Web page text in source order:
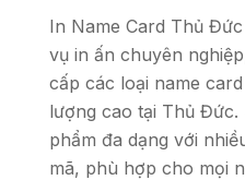
In Name Card Thủ
vụ in ấn chuyên
cấp các loại name
lượng cao tại Thủ Đức.
phẩm đa dạng với
mã, phù hợp cho mọi